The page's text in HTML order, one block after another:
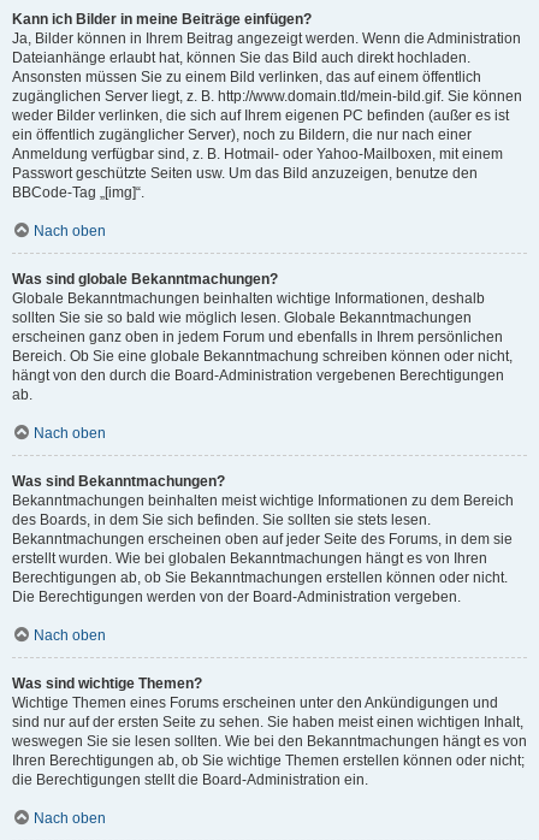
Kann ich Bilder in meine Beiträge einfügen?
Ja, Bilder können in Ihrem Beitrag angezeigt werden. Wenn die Administration
Dateianhänge erlaubt hat, können Sie das Bild auch direkt hochladen.
Ansonsten müssen Sie zu einem Bild verlinken, das auf einem öffentlich
zugänglichen Server liegt, z. B. http://www.domain.tld/mein-bild.gif. Sie können
weder Bilder verlinken, die sich auf Ihrem eigenen PC befinden (außer es ist
ein öffentlich zugänglicher Server), noch zu Bildern, die nur nach einer
Anmeldung verfügbar sind, z. B. Hotmail- oder Yahoo-Mailboxen, mit einem
Passwort geschützte Seiten usw. Um das Bild anzuzeigen, benutze den
BBCode-Tag „[img]“.
Nach oben
Was sind globale Bekanntmachungen?
Globale Bekanntmachungen beinhalten wichtige Informationen, deshalb
sollten Sie sie so bald wie möglich lesen. Globale Bekanntmachungen
erscheinen ganz oben in jedem Forum und ebenfalls in Ihrem persönlichen
Bereich. Ob Sie eine globale Bekanntmachung schreiben können oder nicht,
hängt von den durch die Board-Administration vergebenen Berechtigungen
ab.
Nach oben
Was sind Bekanntmachungen?
Bekanntmachungen beinhalten meist wichtige Informationen zu dem Bereich
des Boards, in dem Sie sich befinden. Sie sollten sie stets lesen.
Bekanntmachungen erscheinen oben auf jeder Seite des Forums, in dem sie
erstellt wurden. Wie bei globalen Bekanntmachungen hängt es von Ihren
Berechtigungen ab, ob Sie Bekanntmachungen erstellen können oder nicht.
Die Berechtigungen werden von der Board-Administration vergeben.
Nach oben
Was sind wichtige Themen?
Wichtige Themen eines Forums erscheinen unter den Ankündigungen und
sind nur auf der ersten Seite zu sehen. Sie haben meist einen wichtigen Inhalt,
weswegen Sie sie lesen sollten. Wie bei den Bekanntmachungen hängt es von
Ihren Berechtigungen ab, ob Sie wichtige Themen erstellen können oder nicht;
die Berechtigungen stellt die Board-Administration ein.
Nach oben